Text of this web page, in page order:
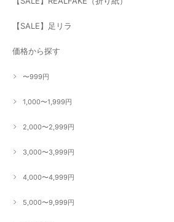
【SALE】足リラ
価格から探す
〜999円
1,000〜1,999円
2,000〜2,999円
3,000〜3,999円
4,000〜4,999円
5,000〜9,999円